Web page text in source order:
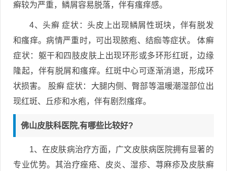
癣较为严重，鳞屑容易脱落，伴有瘙痒感。
4、头癣 症状：头皮上出现鳞屑性斑块，伴有脱发
和瘙痒。病情严重时，可出现脓疱、结痂等症状。 体癣
症状：躯干和四肢皮肤上出现环形或多环形红斑，边缘
隆起，伴有脱屑和瘙痒。红斑中心可逐渐消退，形成环
状损害。 股癣 症状：大腿内侧、臀部等温暖潮湿部位出
现红斑、丘疹和水疱，伴有剧烈瘙痒。
佛山皮肤科医院,有哪些比较好?
1、在皮肤病治疗方面，广文皮肤病医院拥有显著的
专业优势。其治疗痤疮、皮炎、湿疹、荨麻疹及皮肤癣